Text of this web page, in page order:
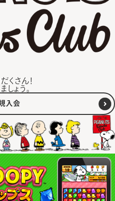
くさん！
しょう。
入会